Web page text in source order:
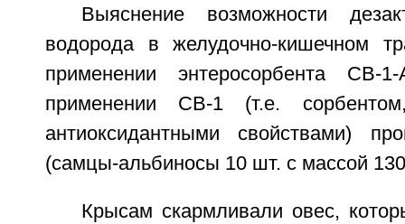
Выяснение возможности
водорода в желудочно-кишечном
применении энтеросорбента
применении СВ-1 (т.е.
антиоксидантными свойствами)
(самцы-альбиносы 10 шт. с массой
Крысам скармливали овес,